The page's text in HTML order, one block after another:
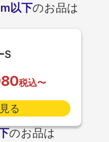
以下のお品は
S
税込〜
る
のお品は